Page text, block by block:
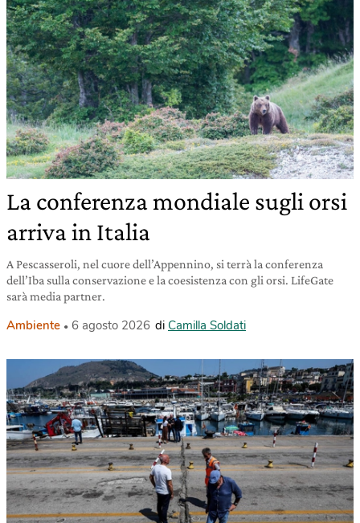
La conferenza mondiale sugli orsi
arriva in Italia
A Pescasseroli, nel cuore dell’Appennino, si terrà la conferenza
dell’Iba sulla conservazione e la coesistenza con gli orsi. LifeGate
sarà media partner.
Ambiente 6 agosto 2026 di Camilla Soldati